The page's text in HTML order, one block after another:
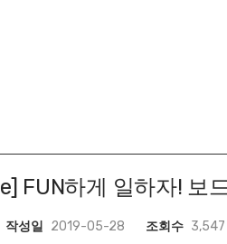
FUN하게 일하자! 보
작성일 2019-05-28 조회수 3,547